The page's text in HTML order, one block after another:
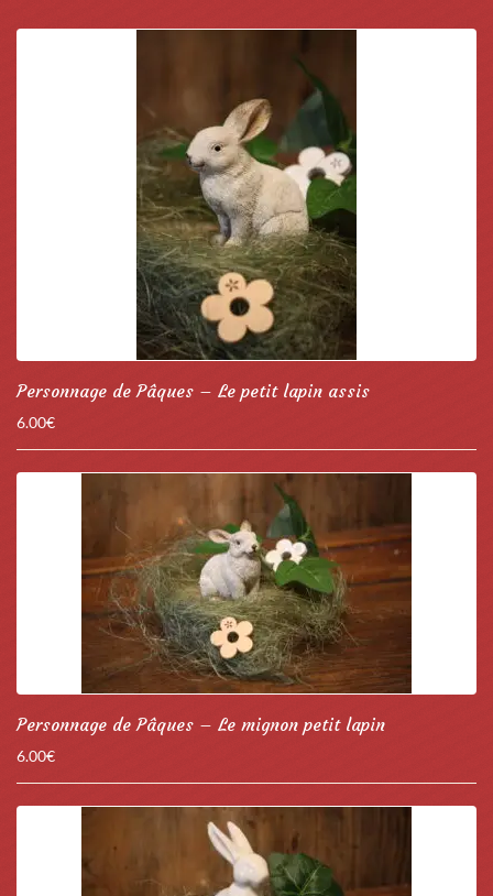
Personnage de Pâques – Le petit lapin assis
6.00€
Personnage de Pâques – Le mignon petit lapin
6.00€